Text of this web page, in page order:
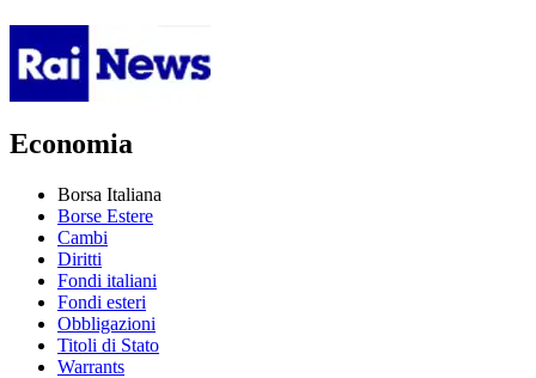
Economia
Borsa Italiana
Borse Estere
Cambi
Diritti
Fondi italiani
Fondi esteri
Obbligazioni
Titoli di Stato
Warrants